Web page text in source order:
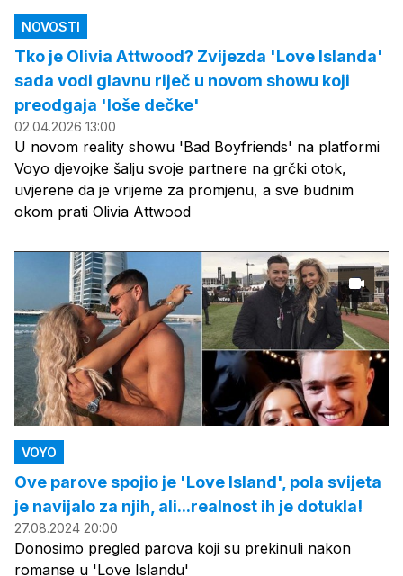
NOVOSTI
Tko je Olivia Attwood? Zvijezda 'Love Islanda'
sada vodi glavnu riječ u novom showu koji
preodgaja 'loše dečke'
02.04.2026 13:00
U novom reality showu 'Bad Boyfriends' na platformi
Voyo djevojke šalju svoje partnere na grčki otok,
uvjerene da je vrijeme za promjenu, a sve budnim
okom prati Olivia Attwood
VOYO
Ove parove spojio je 'Love Island', pola svijeta
je navijalo za njih, ali...realnost ih je dotukla!
27.08.2024 20:00
Donosimo pregled parova koji su prekinuli nakon
romanse u 'Love Islandu'